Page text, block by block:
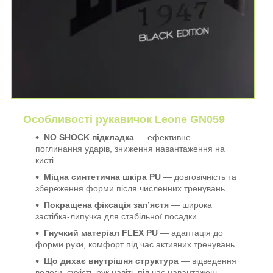
Особливості рукавичок Leone GN059
NO SHOCK підкладка — ефективне
поглинання ударів, зниження навантаження на
кисті
Міцна синтетична шкіра PU — довговічність та
збереження форми після численних тренувань
Покращена фіксація зап’ястя — широка
застібка-липучка для стабільної посадки
Гнучкий матеріал FLEX PU — адаптація до
форми руки, комфорт під час активних тренувань
Що дихає внутрішня структура — відведення